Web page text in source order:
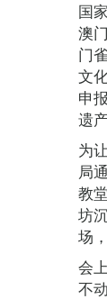
国
澳
门
文
申
遗
为
局
教
坊
场
会
不